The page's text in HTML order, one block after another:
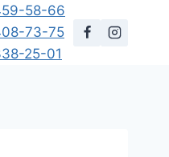
58-66
73-75
25-01